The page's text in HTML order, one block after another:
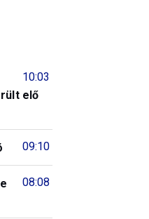
10:03
elő
09:10
08:08